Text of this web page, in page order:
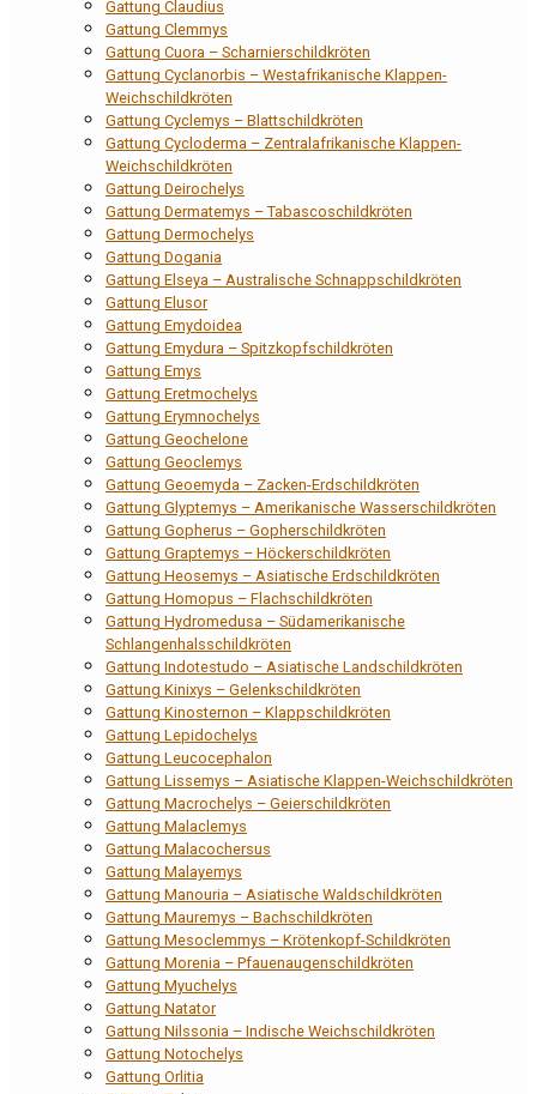
Gattung Claudius
Gattung Clemmys
Gattung Cuora – Scharnierschildkröten
Gattung Cyclanorbis – Westafrikanische Klappen-
Weichschildkröten
Gattung Cyclemys – Blattschildkröten
Gattung Cycloderma – Zentralafrikanische Klappen-
Weichschildkröten
Gattung Deirochelys
Gattung Dermatemys – Tabascoschildkröten
Gattung Dermochelys
Gattung Dogania
Gattung Elseya – Australische Schnappschildkröten
Gattung Elusor
Gattung Emydoidea
Gattung Emydura – Spitzkopfschildkröten
Gattung Emys
Gattung Eretmochelys
Gattung Erymnochelys
Gattung Geochelone
Gattung Geoclemys
Gattung Geoemyda – Zacken-Erdschildkröten
Gattung Glyptemys – Amerikanische Wasserschildkröten
Gattung Gopherus – Gopherschildkröten
Gattung Graptemys – Höckerschildkröten
Gattung Heosemys – Asiatische Erdschildkröten
Gattung Homopus – Flachschildkröten
Gattung Hydromedusa – Südamerikanische
Schlangenhalsschildkröten
Gattung Indotestudo – Asiatische Landschildkröten
Gattung Kinixys – Gelenkschildkröten
Gattung Kinosternon – Klappschildkröten
Gattung Lepidochelys
Gattung Leucocephalon
Gattung Lissemys – Asiatische Klappen-Weichschildkröten
Gattung Macrochelys – Geierschildkröten
Gattung Malaclemys
Gattung Malacochersus
Gattung Malayemys
Gattung Manouria – Asiatische Waldschildkröten
Gattung Mauremys – Bachschildkröten
Gattung Mesoclemmys – Krötenkopf-Schildkröten
Gattung Morenia – Pfauenaugenschildkröten
Gattung Myuchelys
Gattung Natator
Gattung Nilssonia – Indische Weichschildkröten
Gattung Notochelys
Gattung Orlitia